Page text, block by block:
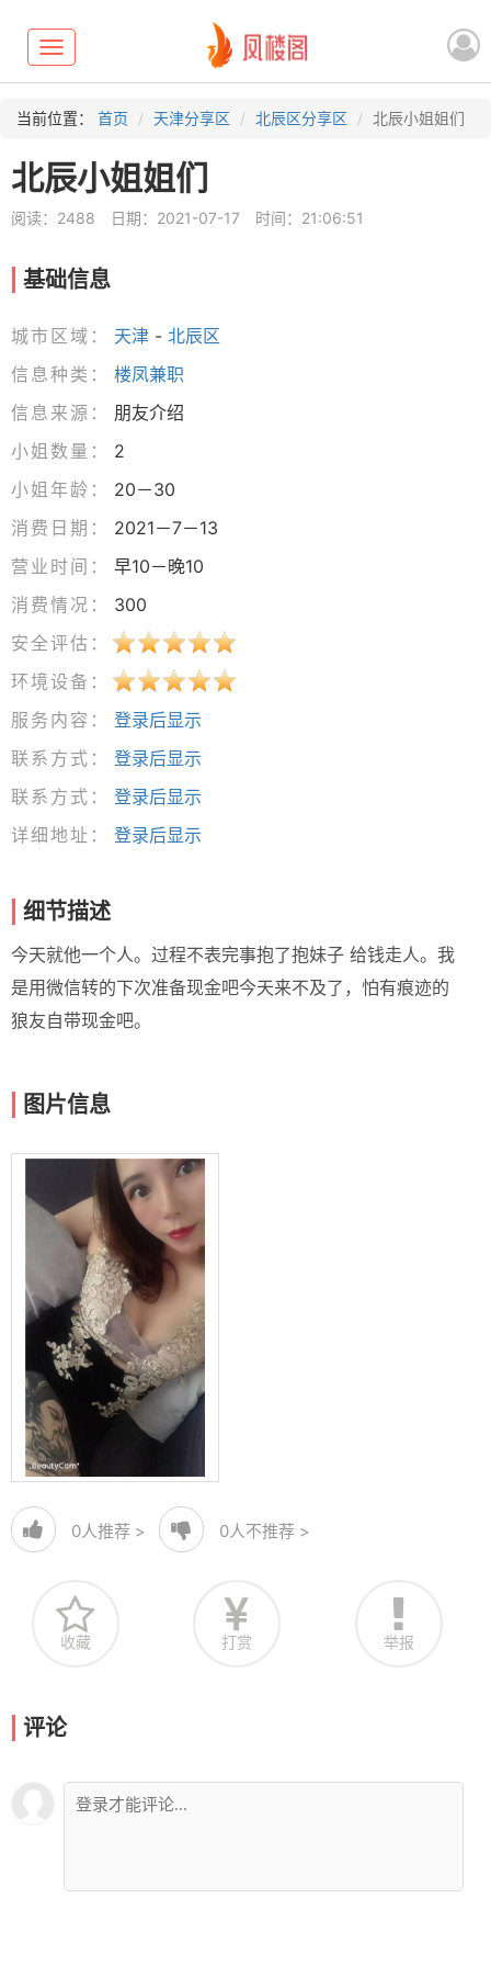
Toggle
navigation
当前位置： 首页 天津分享区 北辰区分享区 北辰小姐姐们
北辰小姐姐们
阅读：2488 日期：2021-07-17 时间：21:06:51
基础信息
城市区域： 天津 - 北辰区
信息种类：
楼凤兼职
信息来源：
朋友介绍
小姐数量：
2
小姐年龄：
20－30
消费日期：
2021－7－13
营业时间：
早10－晚10
消费情况：
300
安全评估：
环境设备：
服务内容：
登录后显示
联系方式：
登录后显示
联系方式：
登录后显示
详细地址：
登录后显示
细节描述
今天就他一个人。过程不表完事抱了抱妹子 给钱走人。我
是用微信转的下次准备现金吧今天来不及了，怕有痕迹的
狼友自带现金吧。
图片信息
0人推荐 > 0人不推荐 >
收藏 打赏 举报
评论